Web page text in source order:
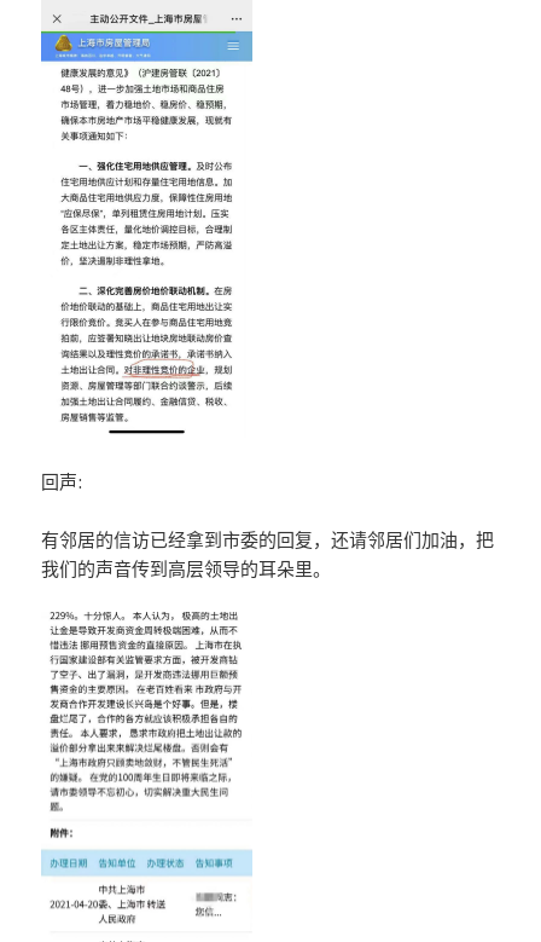
回声:
有邻居的信访已经拿到市委的回复，还请邻居们加油，把
我们的声音传到高层领导的耳朵里。